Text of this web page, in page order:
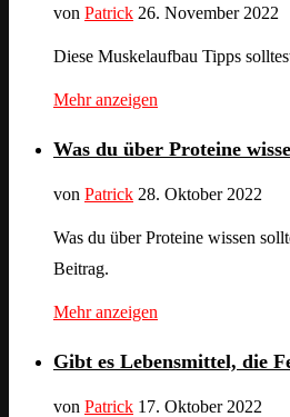
von Patrick 26. November 2022
Diese Muskelaufbau Tipps
Mehr anzeigen
Was du über Proteine
von Patrick 28. Oktober 2022
Was du über Proteine wissen
Beitrag.
Mehr anzeigen
Gibt es Lebensmittel, die
von Patrick 17. Oktober 2022